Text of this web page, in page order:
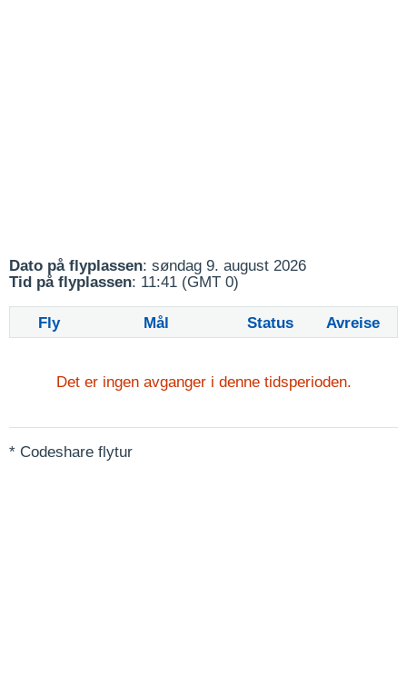
Dato på flyplassen: søndag 9. august 2026
Tid på flyplassen: 11:41 (GMT 0)
Fly Mål Status Avreise
Det er ingen avganger i denne tidsperioden.
* Codeshare flytur